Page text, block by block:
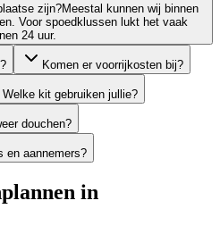
zijn?Meestal kunnen wij binnen
Voor spoedklussen lukt het vaak
24 uur.
Komen er voorrijkosten bij?
Welke kit gebruiken jullie?
douchen?
en aannemers?
in